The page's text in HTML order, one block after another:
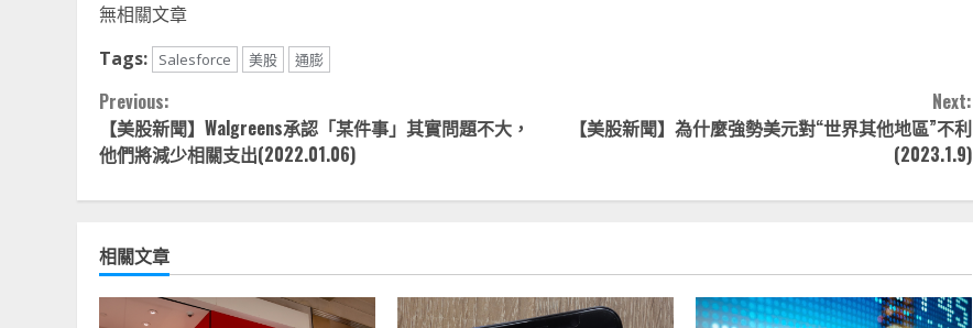
無相關文章
Tags:
Salesforce 美股 通膨
Continue
Reading
Previous:
【美股新聞】Walgreens承認「某件事」其實問題不大，
他們將減少相關支出(2022.01.06)
Next:
【美股新聞】為什麼強勢美元對“世界其他地區”不利
(2023.1.9)
相關文章